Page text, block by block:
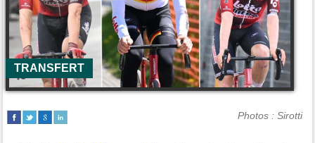
TRANSFERT
Photos : Sirotti